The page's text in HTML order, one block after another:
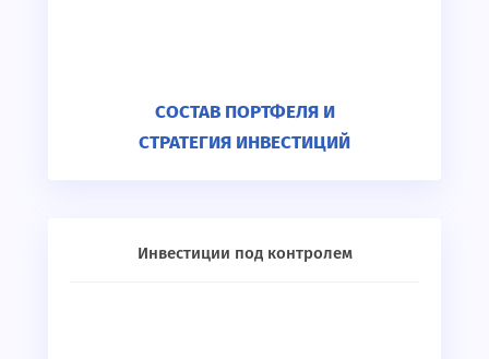
СОСТАВ ПОРТФЕЛЯ И
СТРАТЕГИЯ ИНВЕСТИЦИЙ
Инвестиции под контролем